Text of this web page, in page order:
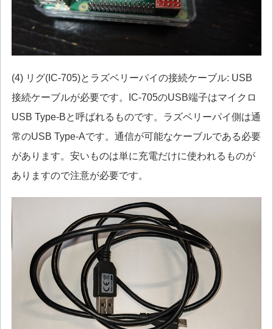
(4) リグ(IC-705)とラズベリーパイの接続ケーブル: USB
接続ケーブルが必要です。IC-705のUSB端子はマイクロ
USB Type-Bと呼ばれるものです。ラズベリーパイ側は通
常のUSB Type-Aです。通信が可能なケーブルである必要
があります。安いものは単に充電だけに使われるものが
ありますので注意が必要です。